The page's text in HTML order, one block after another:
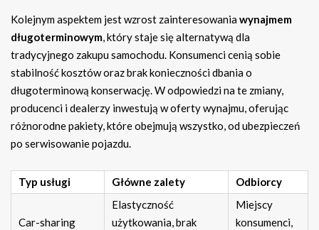
Kolejnym aspektem jest wzrost zainteresowaniawynajmem
długoterminowym, który staje się alternatywą dla
tradycyjnego zakupu samochodu. Konsumenci cenią sobie
stabilność kosztów oraz brak konieczności dbania o
długoterminową konserwację. W odpowiedzi na te zmiany,
producenci i dealerzy inwestują w oferty wynajmu, oferując
różnorodne pakiety, które obejmują wszystko, od ubezpieczeń
po serwisowanie pojazdu.
Typ usługi Główne zalety Odbiorcy
Car-sharing
Elastyczność
użytkowania, brak
Miejscy
konsumenci,